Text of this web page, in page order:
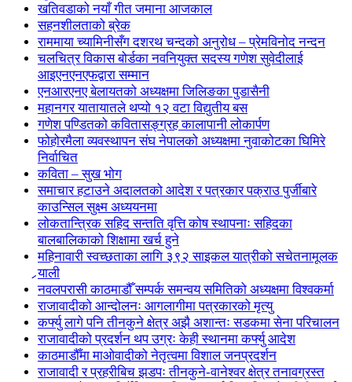
खतिवडाको नयाँ गीत जमाना आजकाल
सहनशीलताको ब्रेक
राममाया च्यामिनीसँग दशरथ चन्दको अनुरोध – प्रेमविनोद नन्दन
चलचित्र विकास बोर्डका नवनियुक्त सदस्य गणेश सुवेदीलाई
आइएनएनएफद्वारा सम्मान
एनआरएनए बेलायतको अध्यक्षमा जिलिङका पुडासैनी
महानगर यातायातले थप्यो १२ वटा विद्युतीय बस
गणेश पण्डितको कवितासङ्ग्रह कालापानी लोकार्पण
फोहोरमैला व्यवस्थापन संघ नेपालको अध्यक्षमा नुवाकोटका घिमिरे
निर्वाचित
कविता – सुख भोग
समाचार हटाउने अदालतको आदेश र पत्रकार पक्राउ पुर्जीबारे
काउन्सिल सुक्ष्म अध्ययनमा
लोकतान्त्रिक सहिद सन्तति वृत्ति कोष स्थापनाः सहिदका
बालबालिकाको शिक्षामा खर्च हुने
महिनावारी स्वच्छताका लागि ३९२ साइकल यात्रीको सचेतनामूलक
र्‍याली
नवलपरासी काठमाडौँ सम्पर्क समन्वय समितिको अध्यक्षमा विश्वकर्मा
राजावादीको आन्दोलनः आगलागीमा पत्रकारको मृत्यु
कर्फ्यु लागे पनि तीनकुने क्षेत्र अझै अशान्तः सडकमा सेना परिचालन
राजावादीको प्रदर्शन थप उग्रः केही स्थानमा कर्फ्यु आदेश
काठमाडौँमा माओवादीको नेतृत्वमा विशाल जनप्रदर्शन
राजावादी र प्रहरीबिच झडपः तीनकुने-वानेश्वर क्षेत्र तनावग्रस्त